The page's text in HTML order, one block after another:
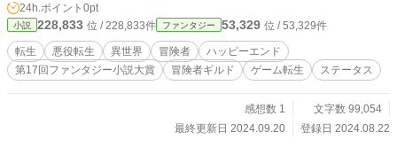
を捨てて家を飛び出し冒険者になったのだが、原作の敵キャラや実家からの追っ
手などが絡んできて、なかなかどうも自由気ままという訳にはいかないよう
で…… 何にも踏みにじられない自由を追い求める少年が邪魔者を打ち砕いて
く、異世界バトルストーリー
24h.ポイント 0pt
小説 228,833 位 / 228,833件 ファンタジー 53,329 位 / 53,329件
転生 悪役転生 異世界 冒険者
ハッピーエンド
第17回ファンタジー小説大賞
冒険者ギルド ゲーム転生 ステータス
感想数 1
文字数 99,054
最終更新日 2024.09.20
登録日 2024.08.22